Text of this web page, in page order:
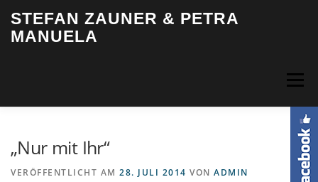
Inhalt
springen
STEFAN ZAUNER & PETRA
MANUELA
Menü
„Nur mit Ihr“
VERÖFFENTLICHT AM 28. JULI 2014 VON ADMIN